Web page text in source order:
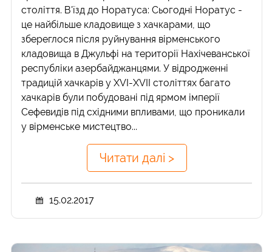
століття. В'їзд до Норатуса: Сьогодні Норатус -
це найбільше кладовище з хачкарами, що
збереглося після руйнування вірменського
кладовища в Джульфі на території Нахічеванської
республіки азербайджанцями. У відродженні
традицій хачкарів у XVI-XVII століттях багато
хачкарів були побудовані під ярмом імперії
Сефевидів під східними впливами, що проникали
у вірменське мистецтво...
Читати далі >
15.02.2017